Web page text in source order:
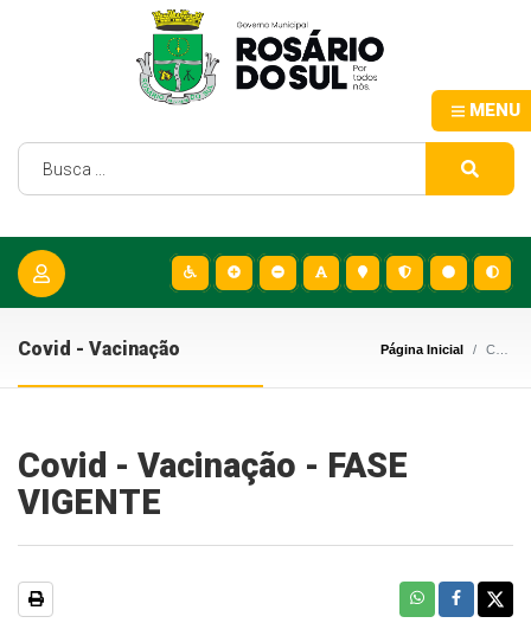
MENU
Covid - Vacinação Página Inicial Covid - Vacinação
Covid - Vacinação - FASE
VIGENTE